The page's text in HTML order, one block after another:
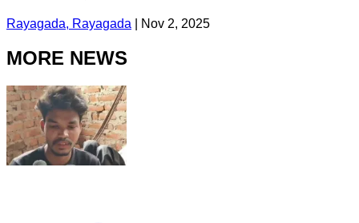
Rayagada, Rayagada Nov 2, 2025
MORE NEWS